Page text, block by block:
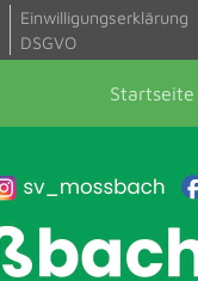
Einwilligungserklärung
DSGVO
Startseite